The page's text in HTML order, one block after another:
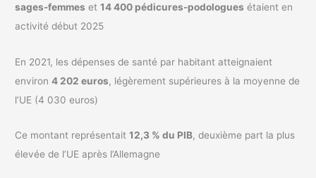
sages-femmes et14 400 pédicures-podologues étaient en
activité début 2025
En 2021, les dépenses de santé par habitant atteignaient
environ4 202 euros, légèrement supérieures à la moyenne de
l’UE (4 030 euros)
Ce montant représentait12,3 % du PIB, deuxième part la plus
élevée de l’UE après l’Allemagne